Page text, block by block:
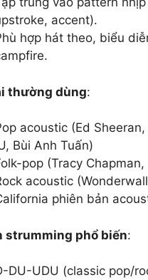
accent).
hợp hát theo, biểu
thường dùng:
acoustic (Ed
Bùi Anh Tuấn)
pop (Tracy
acoustic
phiên bản
strumming phổ biến:
DU-UDU (classic pop/